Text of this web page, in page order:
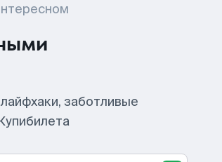
заботливые